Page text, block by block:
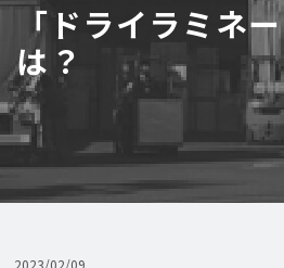
「ドライラミネ
は？
2023/02/09